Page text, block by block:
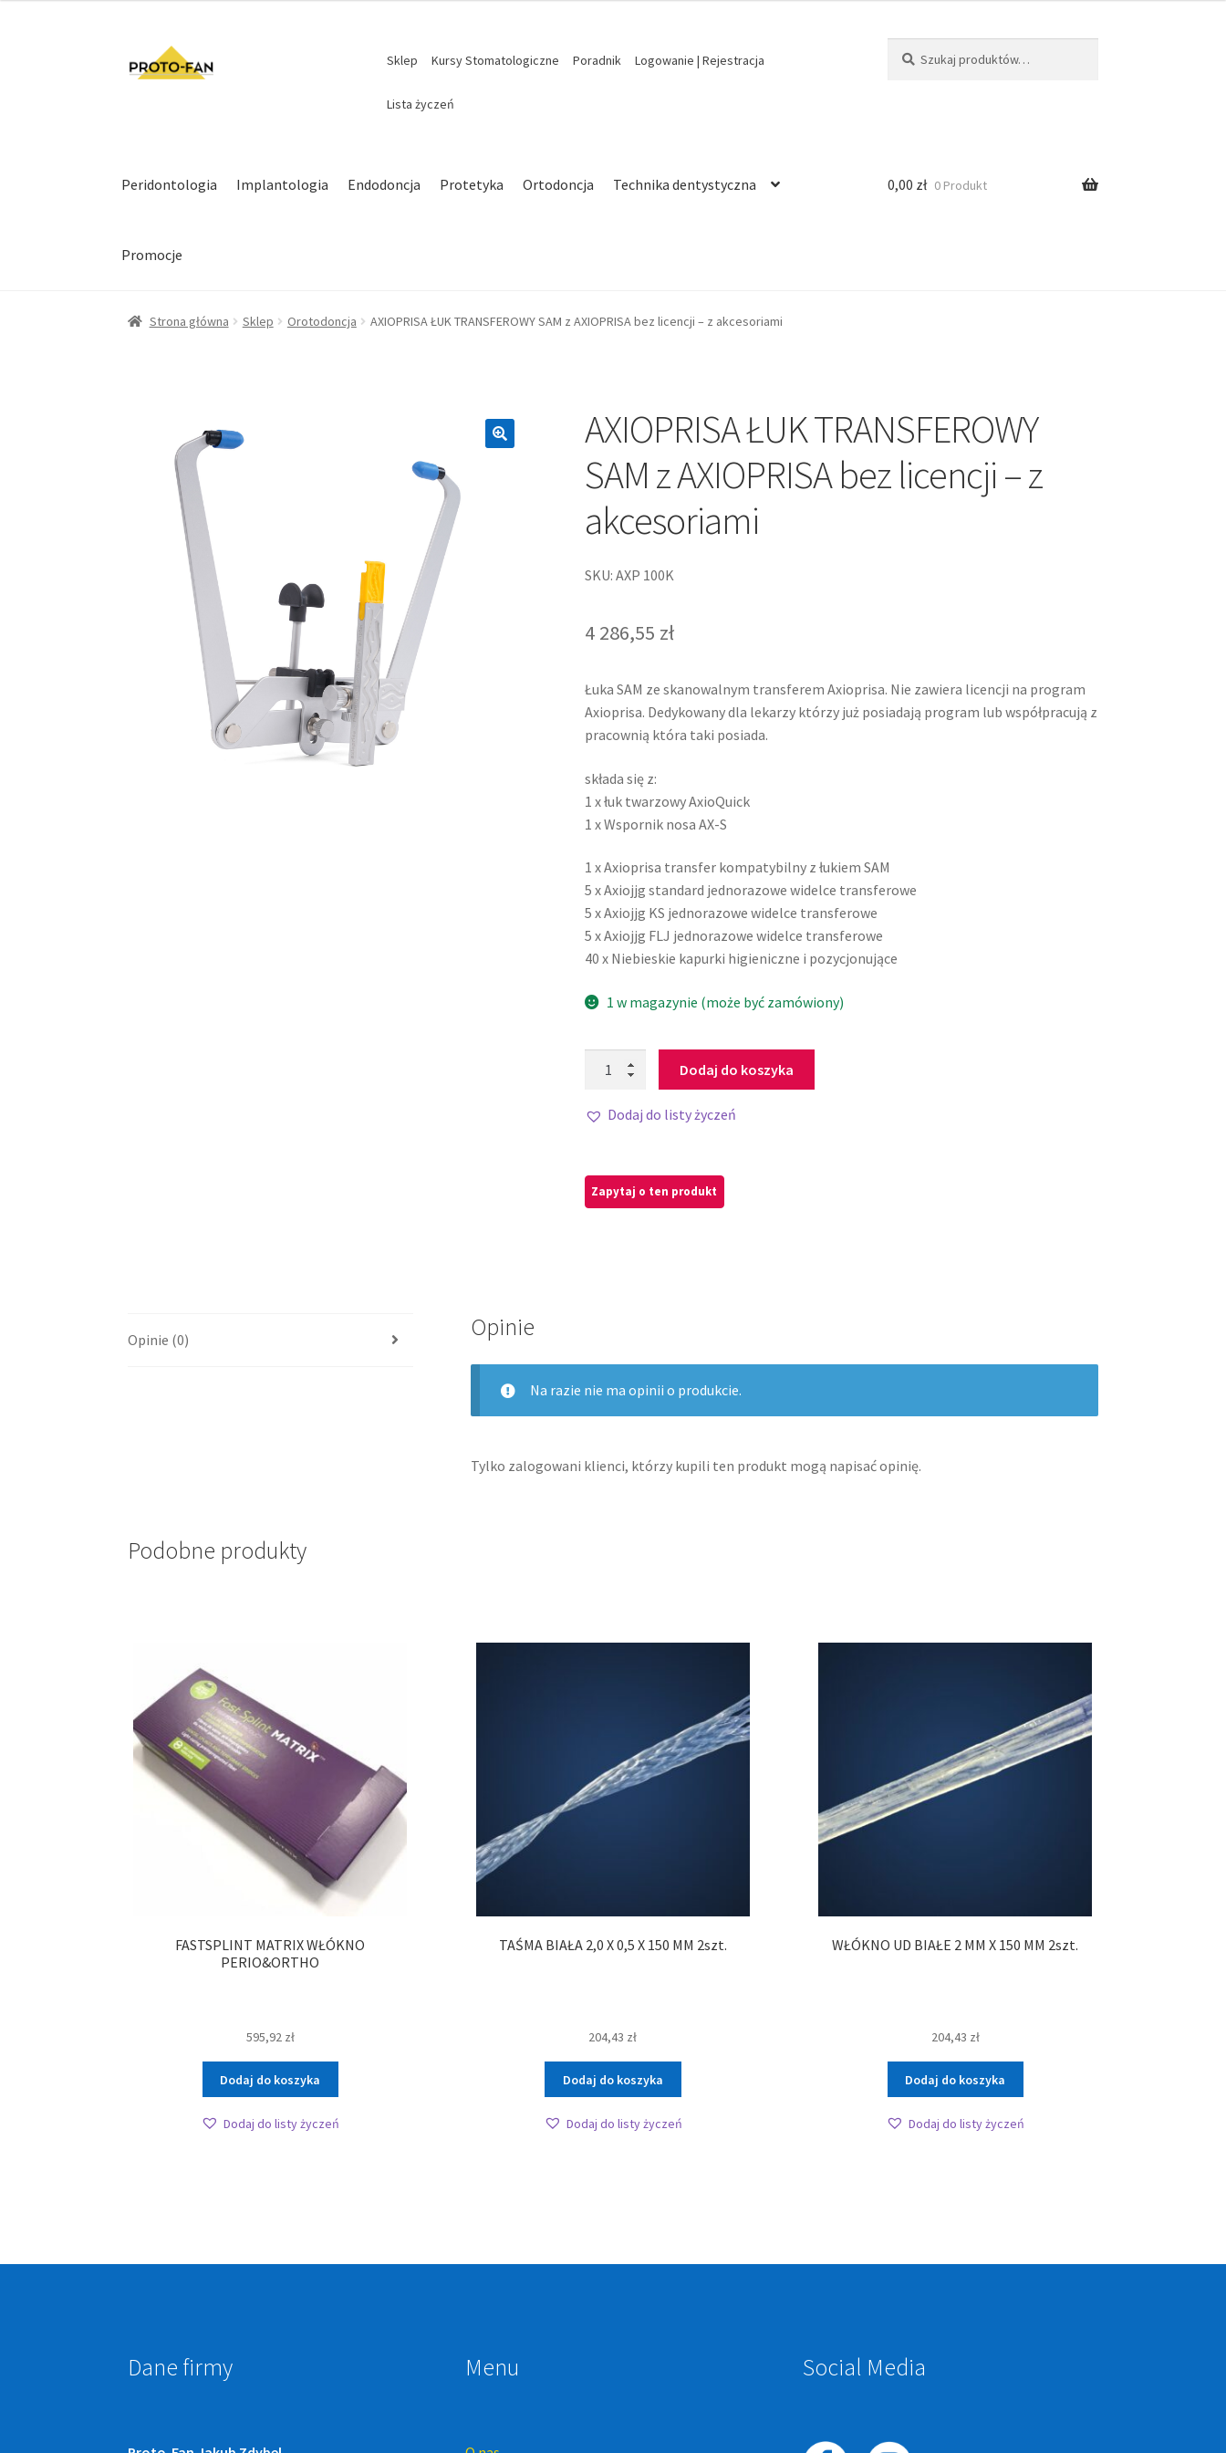
Sklep Kursy Stomatologiczne Poradnik Logowanie | Rejestracja
Lista życzeń
Peridontologia Implantologia Endodoncja Protetyka Ortodoncja Technika dentystyczna
Promocje
0,00 zł 0 Produkt
Strona główna Sklep Orotodoncja AXIOPRISA ŁUK TRANSFEROWY SAM z AXIOPRISA bez licencji – z akcesoriami
AXIOPRISA ŁUK TRANSFEROWY
SAM z AXIOPRISA bez licencji – z
akcesoriami
SKU: AXP 100K
4 286,55 zł
Łuka SAM ze skanowalnym transferem Axioprisa. Nie zawiera licencji na program
Axioprisa. Dedykowany dla lekarzy którzy już posiadają program lub współpracują z
pracownią która taki posiada.
składa się z:
1 x łuk twarzowy AxioQuick
1 x Wspornik nosa AX-S
1 x Axioprisa transfer kompatybilny z łukiem SAM
5 x Axiojjg standard jednorazowe widelce transferowe
5 x Axiojjg KS jednorazowe widelce transferowe
5 x Axiojjg FLJ jednorazowe widelce transferowe
40 x Niebieskie kapurki higieniczne i pozycjonujące
1 w magazynie (może być zamówiony)
Dodaj do koszyka
Dodaj do listy życzeń
Opinie (0) Opinie
Na razie nie ma opinii o produkcie.
Tylko zalogowani klienci, którzy kupili ten produkt mogą napisać opinię.
Podobne produkty
FASTSPLINT MATRIX WŁÓKNO
PERIO&ORTHO
595,92 zł
Dodaj do koszyka
Dodaj do listy życzeń
TAŚMA BIAŁA 2,0 X 0,5 X 150 MM 2szt.
204,43 zł
Dodaj do koszyka
Dodaj do listy życzeń
WŁÓKNO UD BIAŁE 2 MM X 150 MM 2szt.
204,43 zł
Dodaj do koszyka
Dodaj do listy życzeń
Dane firmy Menu Social Media